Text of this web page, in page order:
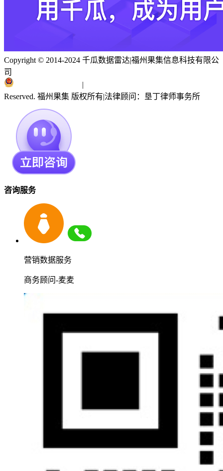
Copyright © 2014-2024 千瓜数据雷达|福州果集信息科技有限公
司
|
Reserved. 福州果集 版权所有|法律顾问：垦丁律师事务所
咨询服务
营销数据服务
商务顾问-麦麦